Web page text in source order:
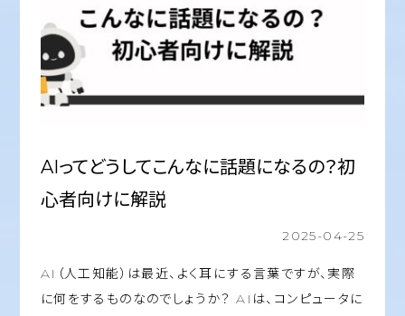
AIってどうしてこんなに話題になるの？初
心者向けに解説
2025-04-25
AI（人工知能）は最近、よく耳にする言葉ですが、実際
に何をするものなのでしょうか？ AIは、コンピュータに